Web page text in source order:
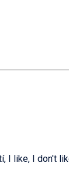
I like, I don't